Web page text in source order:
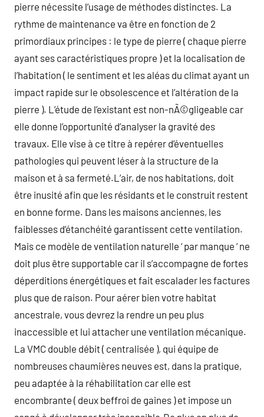
pierre nécessite l’usage de méthodes distinctes. La
rythme de maintenance va être en fonction de 2
primordiaux principes : le type de pierre ( chaque pierre
ayant ses caractéristiques propre ) et la localisation de
l’habitation ( le sentiment et les aléas du climat ayant un
impact rapide sur le obsolescence et l’altération de la
pierre ). L’étude de l’existant est non-nÃ©gligeable car
elle donne l’opportunité d’analyser la gravité des
travaux. Elle vise à ce titre à repérer d’éventuelles
pathologies qui peuvent léser à la structure de la
maison et à sa fermeté.L’air, de nos habitations, doit
être inusité afin que les résidants et le construit restent
en bonne forme. Dans les maisons anciennes, les
faiblesses d’étanchéité garantissent cette ventilation.
Mais ce modèle de ventilation naturelle ‘ par manque ‘ ne
doit plus être supportable car il s’accompagne de fortes
déperditions énergétiques et fait escalader les factures
plus que de raison. Pour aérer bien votre habitat
ancestrale, vous devrez la rendre un peu plus
inaccessible et lui attacher une ventilation mécanique.
La VMC double débit ( centralisée ), qui équipe de
nombreuses chaumières neuves est, dans la pratique,
peu adaptée à la réhabilitation car elle est
encombrante ( deux beffroi de gaines ) et impose un